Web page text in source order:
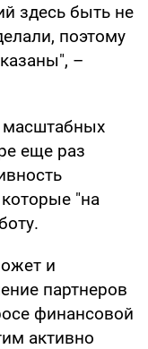
здесь быть не
поэтому
–
масштабных
еще раз
"на
и
партнеров
финансовой
активно